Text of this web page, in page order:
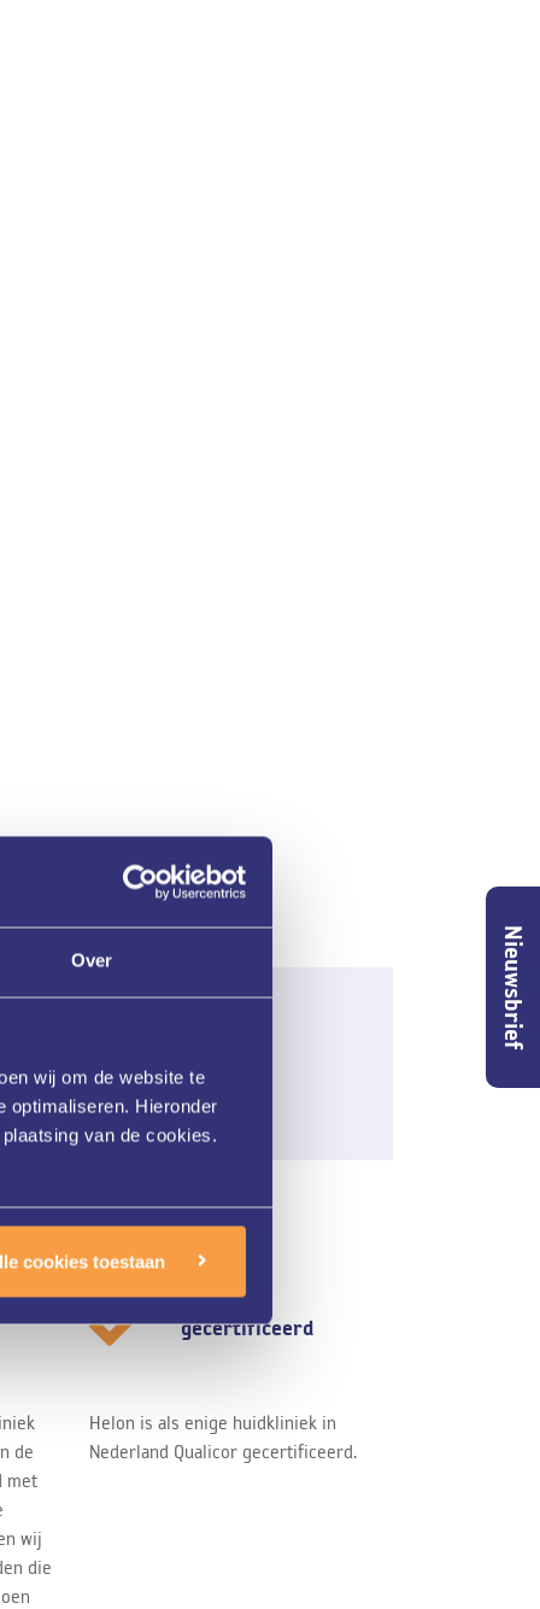
Over
wij om de website te
optimaliseren. Hieronder
van de cookies.
cookies toestaan
Nieuwsbrief
de
met
wij
die
Qualicor
gecertificeerd
Helon is als enige huidkliniek in
Nederland Qualicor gecertificeerd.